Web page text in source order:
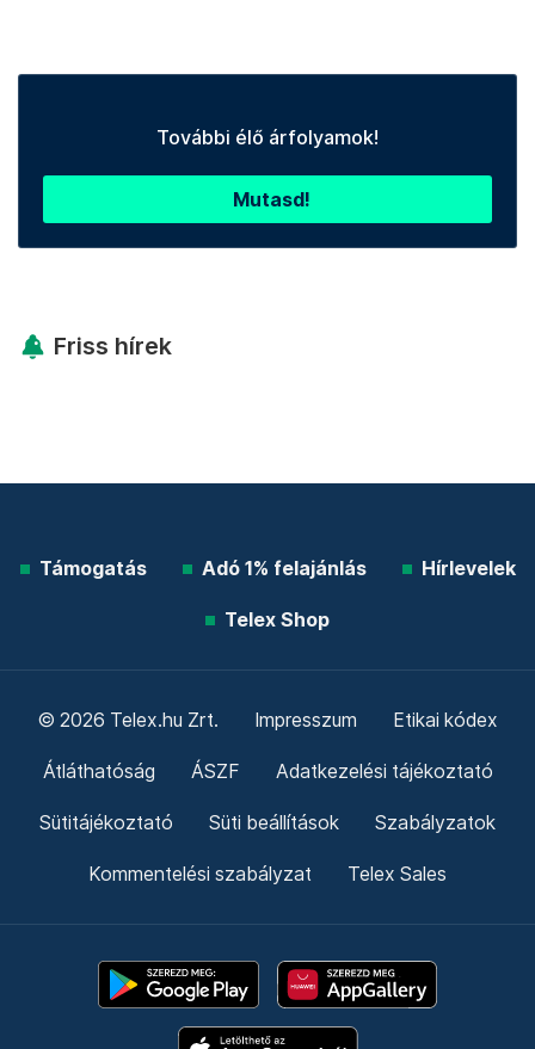
További élő árfolyamok!
Mutasd!
Friss hírek
Támogatás Adó 1% felajánlás Hírlevelek
Telex Shop
© 2026 Telex.hu Zrt. Impresszum Etikai kódex
Átláthatóság ÁSZF Adatkezelési tájékoztató
Sütitájékoztató Süti beállítások Szabályzatok
Kommentelési szabályzat Telex Sales